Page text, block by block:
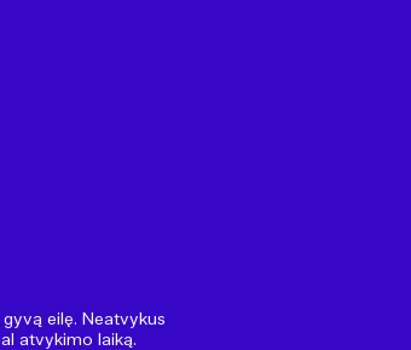
eilę. Neatvykus
atvykimo laiką.